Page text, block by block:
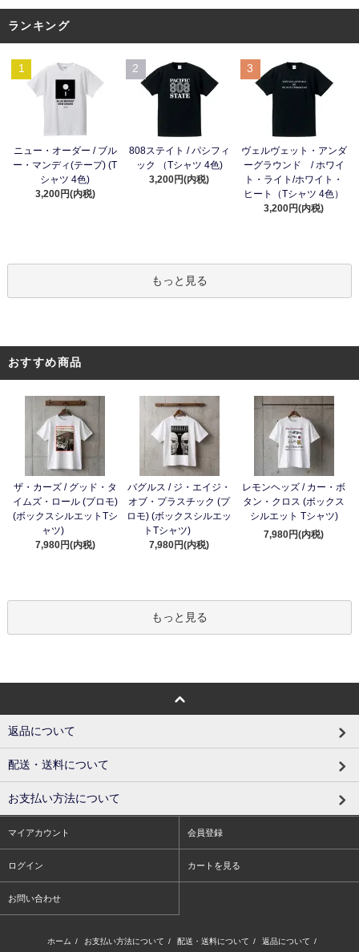
ランキング
1
ニュー・オーダー / ブル
ー・マンディ(テープ) (T
シャツ 4色)
3,200円(内税)
2
808ステイト / パシフィ
ック （Tシャツ 4色)
3,200円(内税)
3
ヴェルヴェット・アンダ
ーグラウンド / ホワイ
ト・ライト/ホワイト・
ヒート（Tシャツ 4色）
3,200円(内税)
もっと見る
おすすめ商品
ザ・カーズ / グッド・タ
イムズ・ロール (プロモ)
(ボックスシルエットTシ
ャツ)
7,980円(内税)
バグルス / ジ・エイジ・
オブ・プラスチック (プ
ロモ) (ボックスシルエッ
トTシャツ)
7,980円(内税)
レモンヘッズ / カー・ボ
タン・クロス (ボックス
シルエット Tシャツ)
7,980円(内税)
もっと見る
返品について
配送・送料について
お支払い方法について
マイアカウント 会員登録
ログイン カートを見る
お問い合わせ
ホーム / お支払い方法について / 配送・送料について / 返品について /